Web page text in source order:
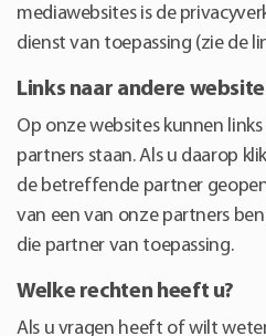
mediawebsites is de
dienst van toepassing (zie de
Links naar andere
Op onze websites kunnen
partners staan. Als u daarop
de betreffende partner
van een van onze partners
die partner van toepassing.
Welke rechten heeft u?
Als u vragen heeft of wilt